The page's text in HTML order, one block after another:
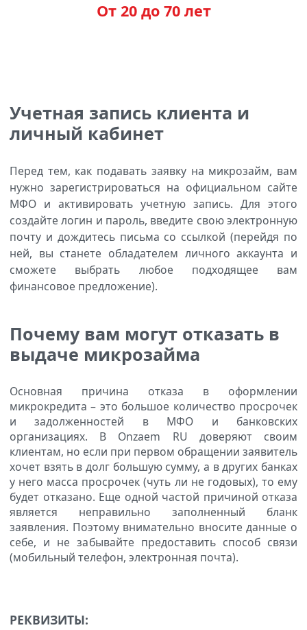
От 20 до 70 лет
Учетная запись клиента и
личный кабинет
Перед тем, как подавать заявку на микрозайм, вам
нужно зарегистрироваться на официальном сайте
МФО и активировать учетную запись. Для этого
создайте логин и пароль, введите свою электронную
почту и дождитесь письма со ссылкой (перейдя по
ней, вы станете обладателем личного аккаунта и
сможете выбрать любое подходящее вам
финансовое предложение).
Почему вам могут отказать в
выдаче микрозайма
Основная причина отказа в оформлении
микрокредита – это большое количество просрочек
и задолженностей в МФО и банковских
организациях. В Onzaem RU доверяют своим
клиентам, но если при первом обращении заявитель
хочет взять в долг большую сумму, а в других банках
у него масса просрочек (чуть ли не годовых), то ему
будет отказано. Еще одной частой причиной отказа
является неправильно заполненный бланк
заявления. Поэтому внимательно вносите данные о
себе, и не забывайте предоставить способ связи
(мобильный телефон, электронная почта).
РЕКВИЗИТЫ: